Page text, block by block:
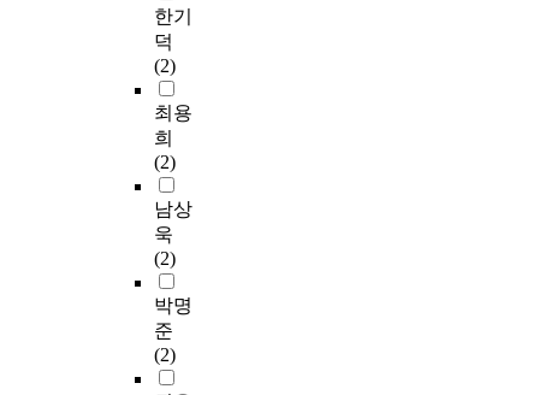
한기
덕
(2)
최용
희
(2)
남상
욱
(2)
박명
준
(2)